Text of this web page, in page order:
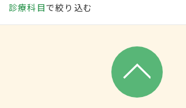
診療科目で絞り込む